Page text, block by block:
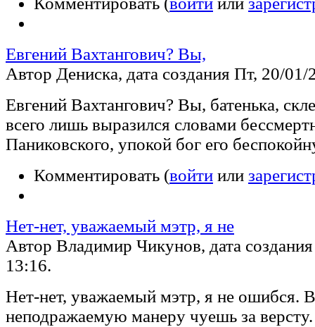
Евгений Вахтангович? Вы,
Автор Дениска, дата создания Пт, 20/
Евгений Вахтангович? Вы, батенька,
всего лишь выразился словами
Паниковского, упокой бог его
Комментировать (войти или
Нет-нет, уважаемый мэтр, я не
Автор Владимир Чикунов, дата
13:16.
Нет-нет, уважаемый мэтр, я не ошибся.
неподражаемую манеру чуешь за